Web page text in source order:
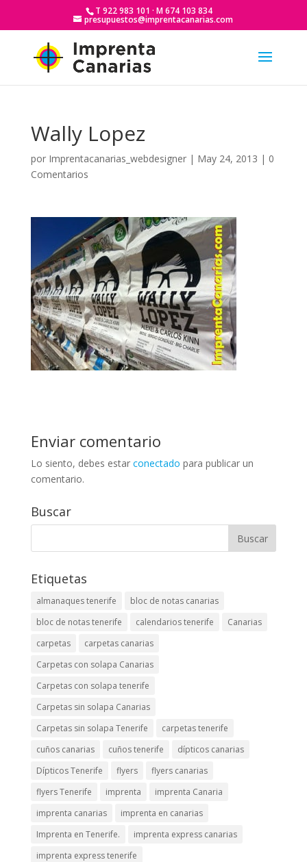
T 922 983 101 · M 674 103 834
presupuestos@imprentacanarias.com
Wally Lopez
por Imprentacanarias_webdesigner| May 24, 2013 | 0
Comentarios
Enviar comentario
Lo siento, debes estar conectado para publicar un
comentario.
Buscar
Etiquetas
almanaques tenerife
bloc de notas canarias
bloc de notas tenerife
calendarios tenerife
Canarias
carpetas
carpetas canarias
Carpetas con solapa Canarias
Carpetas con solapa tenerife
Carpetas sin solapa Canarias
Carpetas sin solapa Tenerife
carpetas tenerife
cuños canarias
cuños tenerife
dípticos canarias
Dípticos Tenerife
flyers
flyers canarias
flyers Tenerife
imprenta
imprenta Canaria
imprenta canarias
imprenta en canarias
Imprenta en Tenerife.
imprenta express canarias
imprenta express tenerife